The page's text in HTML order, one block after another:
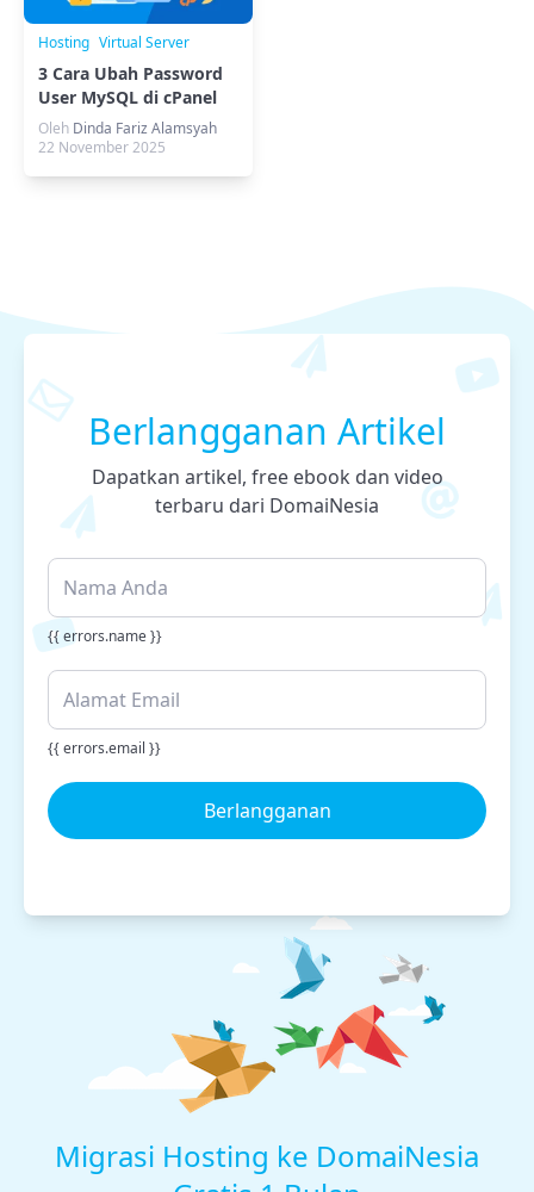
Hosting Virtual Server
3 Cara Ubah Password
User MySQL di cPanel
Hosting dan VPS
Oleh Dinda Fariz Alamsyah
22 November 2025
Berlangganan Artikel
Dapatkan artikel, free ebook dan video
terbaru dari DomaiNesia
{{ errors.name }}
{{ errors.email }}
Berlangganan
Migrasi Hosting ke DomaiNesia